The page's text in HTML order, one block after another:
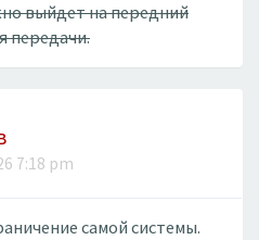
выйдет на передний
передачи.
7:18 pm
самой системы.